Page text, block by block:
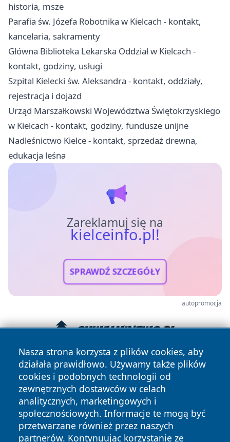
historia, msze
Parafia św. Józefa Robotnika w Kielcach - kontakt,
kancelaria, sakramenty
Główna Biblioteka Lekarska Oddział w Kielcach -
kontakt, godziny, usługi
Szpital Kielecki św. Aleksandra - kontakt, oddziały,
rejestracja i dojazd
Urząd Marszałkowski Województwa Świętokrzyskiego
w Kielcach - kontakt, godziny, fundusze unijne
Nadleśnictwo Kielce - kontakt, sprzedaż drewna,
edukacja leśna
Zareklamuj się na
kielceinfo.pl!
SPRAWDŹ SZCZEGÓŁY
autopromocja
Nasza strona korzysta z plików cookies, aby
działała prawidłowo. Używamy także plików
cookies i podobnych technologii od
zewnętrznych dostawców w celach
analitycznych, marketingowych i
społecznościowych. Informacje te mogą być
przetwarzane również przez naszych
partnerów. Kontynuując korzystanie ze
Copyright © 2026 kielceinfo.pl Wszystkie prawa zastrzeżone.